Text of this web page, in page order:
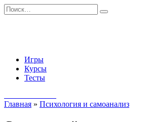
Перейти
к
Search
for:
Игры
Курсы
Тесты
Главная » Психология и самоанализ